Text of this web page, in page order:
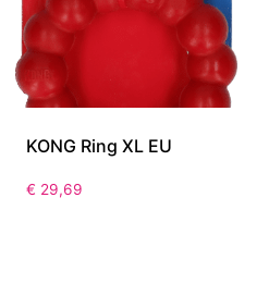
KONG Ring XL EU
€ 29,69